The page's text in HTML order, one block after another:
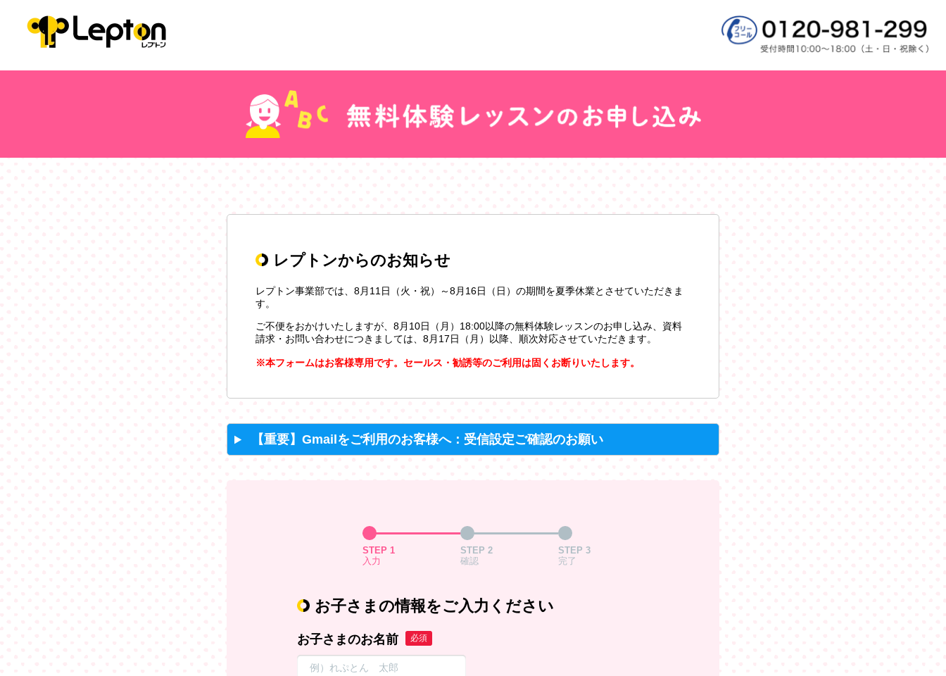
レプトンからのお知らせ
レプトン事業部では、8月11日（火・祝）～8月16日（日）の期間を夏季休業とさせていただきま
す。
ご不便をおかけいたしますが、8月10日（月）18:00以降の無料体験レッスンのお申し込み、資料
請求・お問い合わせにつきましては、8月17日（月）以降、順次対応させていただきます。
※本フォームはお客様専用です。セールス・勧誘等のご利用は固くお断りいたします。
【重要】Gmailをご利用のお客様へ：受信設定ご確認のお願い
STEP 1
入力
STEP 2
確認
STEP 3
完了
お子さまの情報をご入力ください
お子さまのお名前 必須